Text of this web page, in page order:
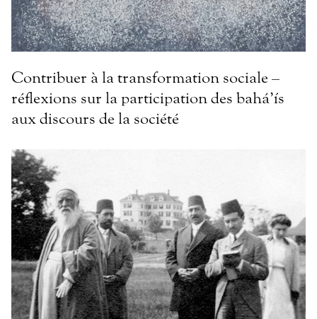
Contribuer à la transformation sociale –
réflexions sur la participation des bahá’ís
aux discours de la société